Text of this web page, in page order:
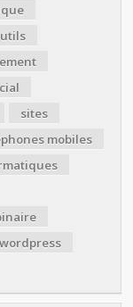
sites
mobiles
wordpress